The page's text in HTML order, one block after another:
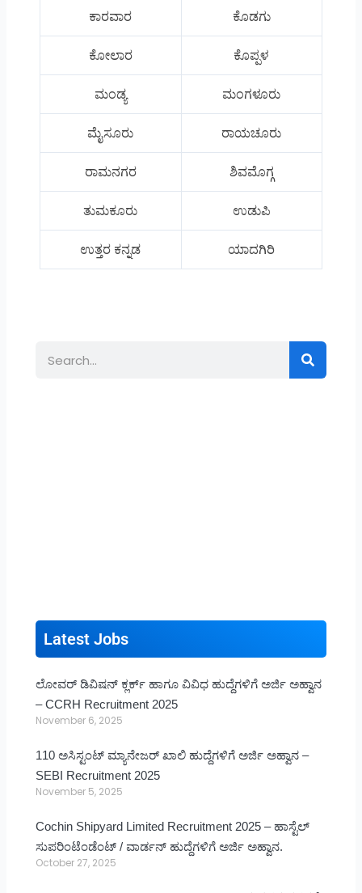
ಕಾರವಾರ ಕೊಡಗು
ಕೋಲಾರ ಕೊಪ್ಪಳ
ಮಂಡ್ಯ ಮಂಗಳೂರು
ಮೈಸೂರು ರಾಯಚೂರು
ರಾಮನಗರ ಶಿವಮೊಗ್ಗ
ತುಮಕೂರು ಉಡುಪಿ
ಉತ್ತರ ಕನ್ನಡ ಯಾದಗಿರಿ
Latest Jobs
ಲೋವರ್ ಡಿವಿಷನ್ ಕ್ಲರ್ಕ್ ಹಾಗೂ ವಿವಿಧ ಹುದ್ದೆಗಳಿಗೆ ಅರ್ಜಿ ಅಹ್ವಾನ
– CCRH Recruitment 2025
November 6, 2025
110 ಅಸಿಸ್ಟಂಟ್ ಮ್ಯಾನೇಜರ್ ಖಾಲಿ ಹುದ್ದೆಗಳಿಗೆ ಅರ್ಜಿ ಅಹ್ವಾನ –
SEBI Recruitment 2025
November 5, 2025
Cochin Shipyard Limited Recruitment 2025 – ಹಾಸ್ಟೆಲ್
ಸುಪರಿಂಟೆಂಡೆಂಟ್ / ವಾರ್ಡನ್ ಹುದ್ದೆಗಳಿಗೆ ಅರ್ಜಿ ಅಹ್ವಾನ.
October 27, 2025